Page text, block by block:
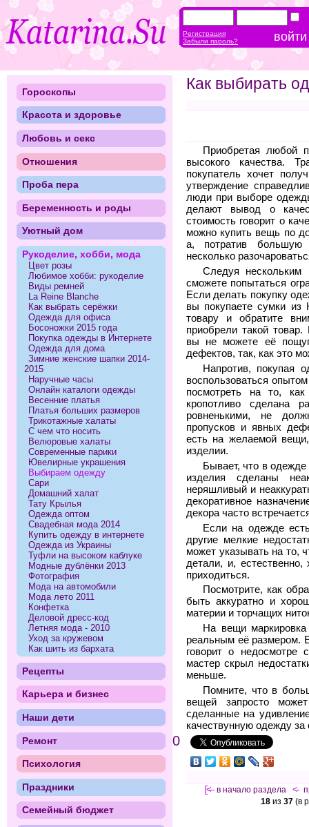
Как выбирать
Приобретая любой
высокого качества.
покупатель хочет
утверждение
люди при выборе
делают вывод о
стоимость говорит о
можно купить вещь по
а, потратив большую
несколько
Следуя
сможете попытаться
Если делать покупку
вы покупаете сумки из
товару и обратите
приобрели такой
вы не можете её
дефектов, так, как это
Напротив, покупая
воспользоваться
посмотреть на то,
кропотливо сделана
ровненькими, не
пропусков и явных
есть на желаемой
изделии.
Бывает, что в
изделия сделаны
неряшливый и
декоративное
декора часто
Если на одежде
другие мелкие
может указывать на то,
детали, и,
приходиться.
Посмотрите, как
быть аккуратно и
материи и торчащих
На вещи
реальным её размером.
говорит о недосмотре
мастер скрыл
меньше.
Помните, что в
вещей запросто
сделанные на
качествунную одежду
0
[<— в начало раздела <-
18из 37(в
Гороскопы
Красота и здоровье
Любовь и секс
Отношения
Проба пера
Беременность и роды
Уютный дом
Рукоделие, хобби, мода
Цвет розы
Любимое хобби: рукоделие
Виды ремней
La Reine Blanche
Как выбрать серёжки
Одежда для офиса
Босоножки 2015 года
Покупка одежды в Интернете
Одежда для дома
Зимние женские шапки 2014-
2015
Наручные часы
Онлайн каталоги одежды
Весенние платья
Платья больших размеров
Трикотажные халаты
С чем что носить
Велюровые халаты
Современные парики
Ювелирные украшения
Выбираем одежду
Сари
Домашний халат
Тату Крылья
Одежда оптом
Свадебная мода 2014
Купить одежду в интернете
Одежда из Украины
Туфли на высоком каблуке
Модные дублёнки 2013
Фотография
Мода на автомобили
Мода лето 2011
Конфетка
Деловой дресс-код
Летняя мода - 2010
Уход за кружевом
Как шить из бархата
Рецепты
Карьера и бизнес
Наши дети
Ремонт
Психология
Праздники
Семейный бюджет
Регистрация
Забыли пароль?